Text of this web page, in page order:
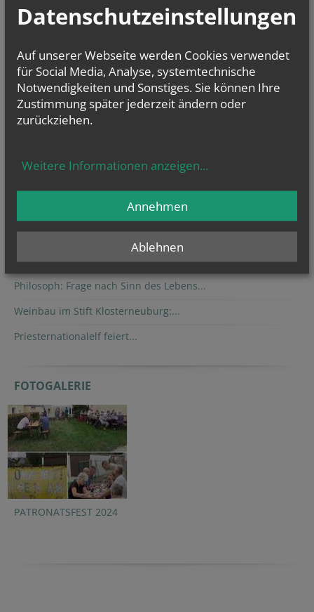
von heute
Mt 17, 14b–20
NAMENSTAGE
Hl. Dominikus, Hl. Cyriakus, , Vierzehn heilige Nothelfer, Hl.
Hildiger, Hl....
KATHOLISCH.AT
Philosoph: Frage nach Sinn des Lebens...
Weinbau im Stift Klosterneuburg:...
Priesternationalelf feiert...
FOTOGALERIE
PATRONATSFEST 2024
Datenschutzeinstellungen
Auf unserer Webseite werden Cookies verwendet
für Social Media, Analyse, systemtechnische
Notwendigkeiten und Sonstiges. Sie können Ihre
Zustimmung später jederzeit ändern oder
zurückziehen.
Weitere Informationen anzeigen...
Ablehnen
Annehmen